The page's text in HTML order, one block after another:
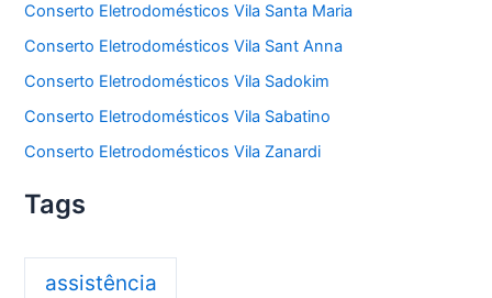
Conserto Eletrodomésticos Vila Santa Maria
Conserto Eletrodomésticos Vila Sant Anna
Conserto Eletrodomésticos Vila Sadokim
Conserto Eletrodomésticos Vila Sabatino
Conserto Eletrodomésticos Vila Zanardi
Tags
assistência